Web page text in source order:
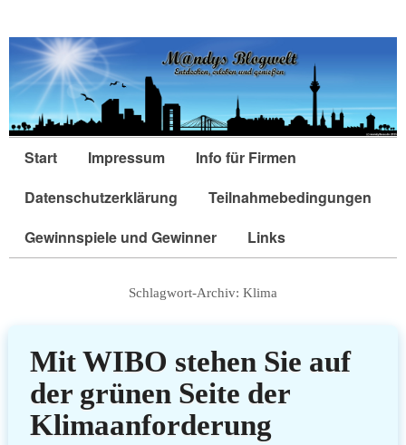
Start Impressum
Info für Firmen
Datenschutzerklärung
Teilnahmebedingungen
Gewinnspiele und Gewinner
Links
Schlagwort-Archiv: Klima
Mit WIBO stehen Sie auf
der grünen Seite der
Klimaanforderung